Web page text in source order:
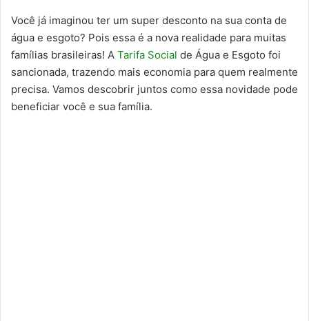
Você já imaginou ter um super desconto na sua conta de
água e esgoto? Pois essa é a nova realidade para muitas
famílias brasileiras! A Tarifa Social de Água e Esgoto foi
sancionada, trazendo mais economia para quem realmente
precisa. Vamos descobrir juntos como essa novidade pode
beneficiar você e sua família.